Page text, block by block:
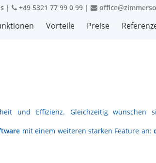
| +49 5321 77 99 0 99 |
Vorteile Preise
und Effizienz. Gleichzeitig wünschen
mit einem weiteren starken Feature an: